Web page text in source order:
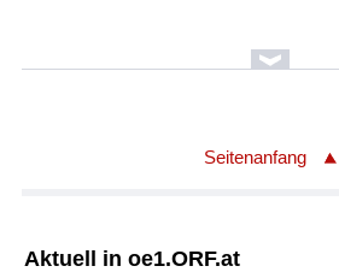
Seitenanfang
Aktuell in oe1.ORF.at